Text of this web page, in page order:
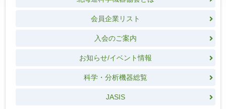
会員企業リスト
入会のご案内
お知らせ/イベント情報
科学・分析機器総覧
JASIS